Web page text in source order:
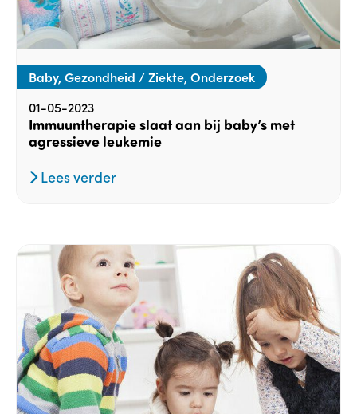
Baby, Gezondheid / Ziekte, Onderzoek
01-05-2023
Immuuntherapie slaat aan bij baby’s met
agressieve leukemie
Lees verder